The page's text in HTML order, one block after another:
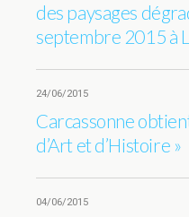
des paysages
septembre 2015 à
24/06/2015
Carcassonne
d’Art et d’Histoire »
04/06/2015